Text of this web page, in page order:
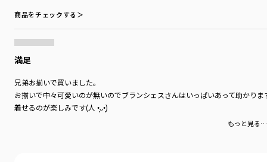
商品をチェックする＞
満足
兄弟お揃いで買いました。
お揃いで中々可愛いのが無いのでブランシェスさんはいっぱいあって助かりま
着せるのが楽しみです(⁠人⁠ ⁠•͈⁠ᴗ⁠•͈⁠)
もっと見る…
シルエットは程よいゆとりを持たせた肩落ちデザイン
素材は柔らかな肌触りが特徴の裏毛生地
薄手の裏毛生地を使用しているので、春先にかけて重宝します
暑がりなお子様にもオススメです